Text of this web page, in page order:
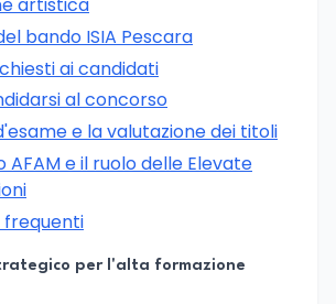
bando ISIA Pescara
ai candidati
al concorso
e la valutazione dei titoli
AFAM e il ruolo delle Elevate
frequenti
per l'alta formazione